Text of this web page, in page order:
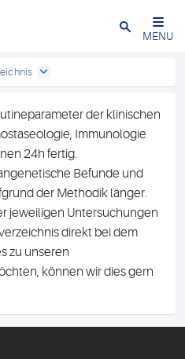
Close
MENU
der klinischen
Immunologie
24h fertig.
Befunde und
der Methodik länger.
jeweiligen Untersuchungen
direkt bei dem
zu unseren
können wir dies gern